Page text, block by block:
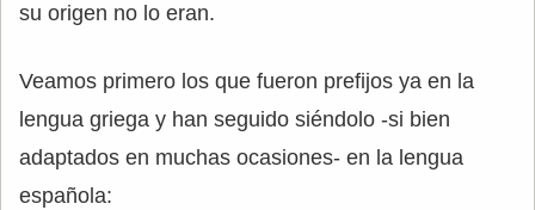
su origen no lo eran.
Veamos primero los que fueron prefijos ya en la
lengua griega y han seguido siéndolo -si bien
adaptados en muchas ocasiones- en la lengua
española: